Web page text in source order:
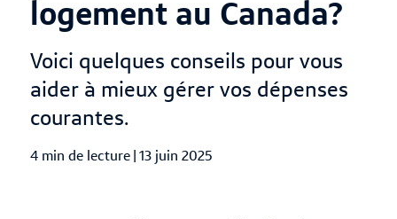
logement au Canada?
Voici quelques conseils pour vous
aider à mieux gérer vos dépenses
courantes.
4 min de lecture Published Date
13 juin 2025